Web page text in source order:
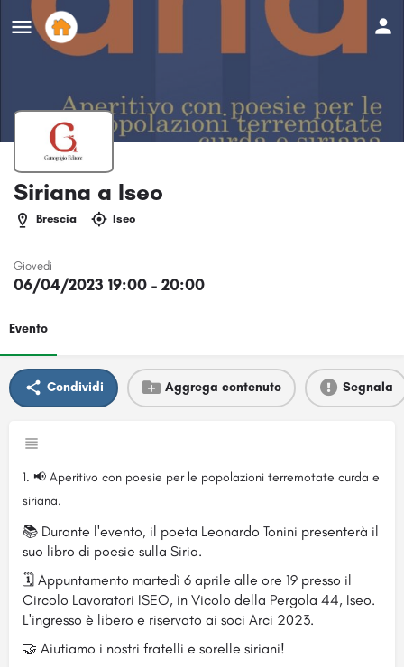
Siriana a Iseo
Brescia Iseo
Giovedi
06/04/2023 19:00 - 20:00
Evento
Condividi Aggrega contenuto Segnala
📢 Aperitivo con poesie per le popolazioni terremotate curda e
siriana.
📚 Durante l'evento, il poeta Leonardo Tonini presenterà il
suo libro di poesie sulla Siria.
🗓️ Appuntamento martedì 6 aprile alle ore 19 presso il
Circolo Lavoratori ISEO, in Vicolo della Pergola 44, Iseo.
L'ingresso è libero e riservato ai soci Arci 2023.
🤝 Aiutiamo i nostri fratelli e sorelle siriani!